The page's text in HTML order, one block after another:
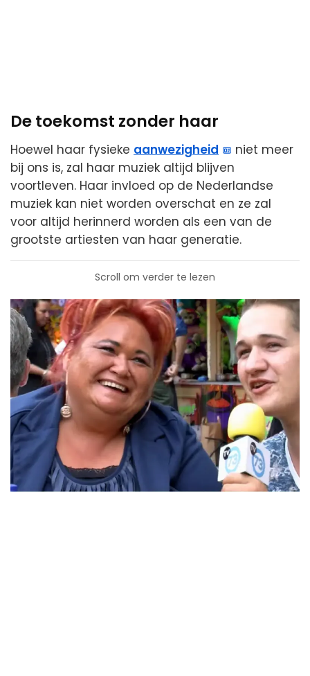
De toekomst zonder haar
Hoewel haar fysieke aanwezigheid
niet meer
bij ons is, zal haar muziek altijd blijven
voortleven. Haar invloed op de Nederlandse
muziek kan niet worden overschat en ze zal
voor altijd herinnerd worden als een van de
grootste artiesten van haar generatie.
Scroll om verder te lezen